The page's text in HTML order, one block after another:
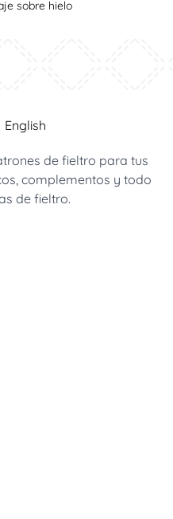
sobre hielo
English
de fieltro para tus
complementos y todo
de fieltro.